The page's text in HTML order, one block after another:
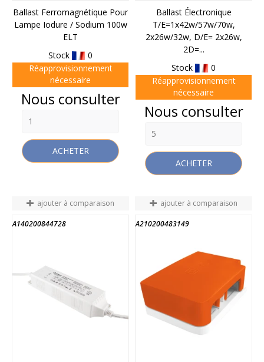
Ballast Ferromagnétique Pour
Lampe Iodure / Sodium 100w
ELT
Stock
0
Réapprovisionnement
nécessaire
Prix
Nous consulter
ACHETER
Ballast Électronique
T/E=1x42w/57w/70w,
2x26w/32w, D/E= 2x26w,
2D=...
Stock
0
Réapprovisionnement
nécessaire
Prix
Nous consulter
ACHETER
ajouter à comparaison
A140200844728
ajouter à comparaison
A210200483149